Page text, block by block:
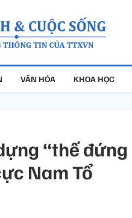
VĂN HÓA KHOA HỌC
“thế đứng
Nam Tổ